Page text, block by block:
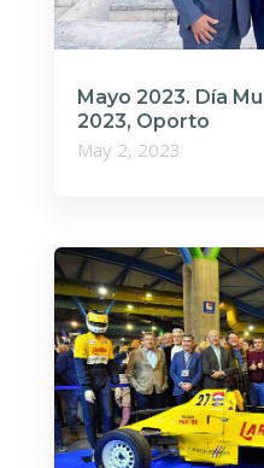
Mayo 2023. Día
2023, Oporto
May 2, 2023